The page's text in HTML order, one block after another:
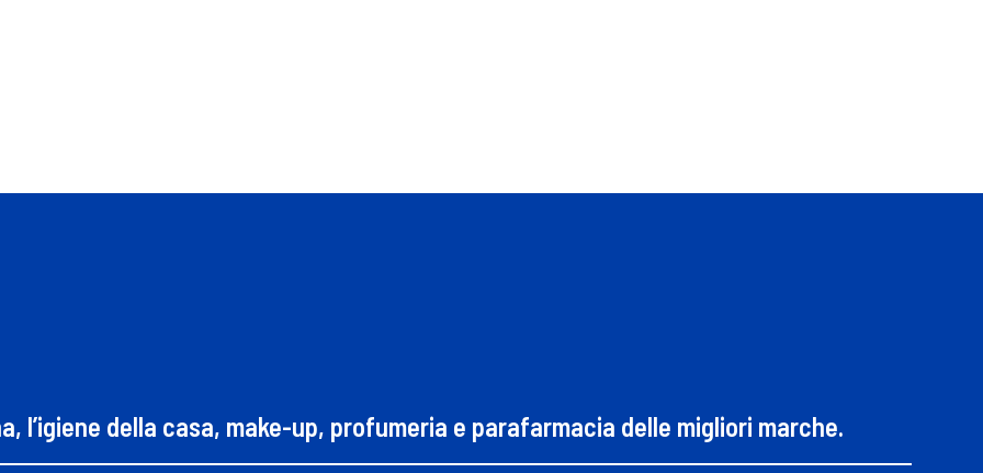
l’igiene della casa, make-up, profumeria e parafarmacia delle migliori marche.